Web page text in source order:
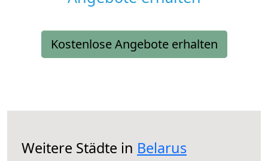
Kostenlose Angebote erhalten
Weitere Städte in Belarus